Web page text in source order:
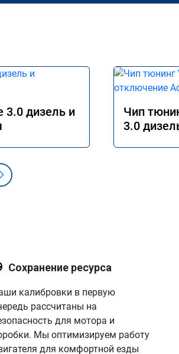
3.0 дизель и
Чип
3.0
Сохранение ресурса
калибровки в первую
рассчитаны на
для мотора и
Мы оптимизируем работу
для комфортной езды